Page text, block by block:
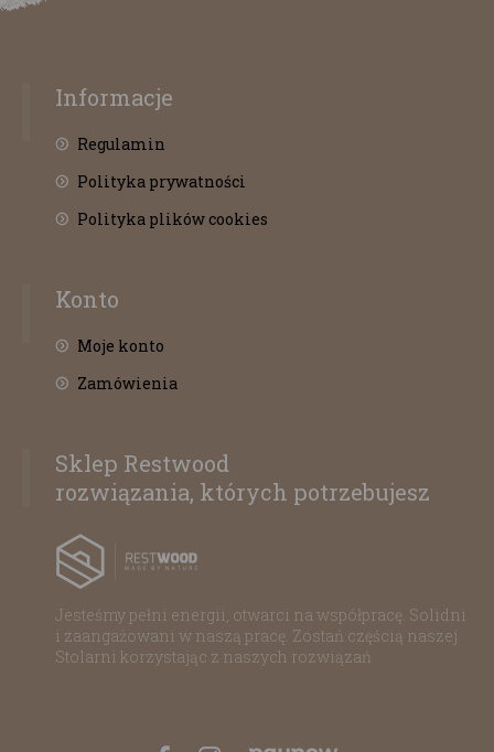
Informacje
Regulamin
Polityka prywatności
Polityka plików cookies
Konto
Moje konto
Zamówienia
Sklep Restwood
rozwiązania, których potrzebujesz
Jesteśmy pełni energii, otwarci na współpracę. Solidni
i zaangażowani w naszą pracę. Zostań częścią naszej
Stolarni korzystając z naszych rozwiązań